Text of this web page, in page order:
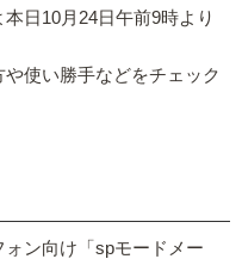
日10月24日午前9時より
使い勝手などをチェック
ォン向け「spモードメー